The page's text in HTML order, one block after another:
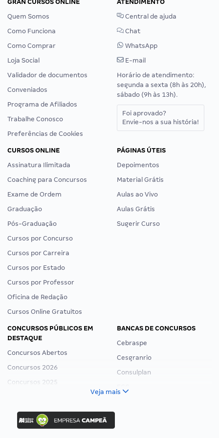
GRAN CURSOS ONLINE
Quem Somos
Como Funciona
Como Comprar
Loja Social
Validador de documentos
Conveniados
Programa de Afiliados
Trabalhe Conosco
Preferências de Cookies
ATENDIMENTO
Central de ajuda
Chat
WhatsApp
E-mail
Horário de atendimento:
segunda a sexta (8h às 20h),
sábado (9h às 13h).
Foi aprovado?
Envie-nos a sua história!
CURSOS ONLINE
Assinatura Ilimitada
Coaching para Concursos
Exame de Ordem
Graduação
Pós-Graduação
Cursos por Concurso
Cursos por Carreira
Cursos por Estado
Cursos por Professor
Oficina de Redação
Cursos Online Gratuitos
PÁGINAS ÚTEIS
Depoimentos
Material Grátis
Aulas ao Vivo
Aulas Grátis
Sugerir Curso
CONCURSOS PÚBLICOS EM
DESTAQUE
Concursos Abertos
Concursos 2026
Concursos 2025
Concurso Nacional Unificado
Concurso Ibama
Concurso MPU
BANCAS DE CONCURSOS
Cebraspe
Cesgranrio
Consulplan
Veja mais